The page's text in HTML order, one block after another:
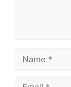
Name
Email